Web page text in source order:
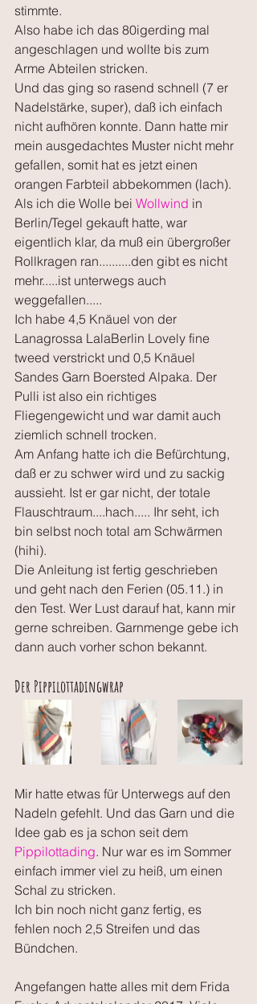
stimmte.
Also habe ich das 80igerding mal
angeschlagen und wollte bis zum
Arme Abteilen stricken.
Und das ging so rasend schnell (7 er
Nadelstärke, super), daß ich einfach
nicht aufhören konnte. Dann hatte mir
mein ausgedachtes Muster nicht mehr
gefallen, somit hat es jetzt einen
orangen Farbteil abbekommen (lach).
Als ich die Wolle bei Wollwind in
Berlin/Tegel gekauft hatte, war
eigentlich klar, da muß ein übergroßer
Rollkragen ran..........den gibt es nicht
mehr.....ist unterwegs auch
weggefallen.....
Ich habe 4,5 Knäuel von der
Lanagrossa LalaBerlin Lovely fine
tweed verstrickt und 0,5 Knäuel
Sandes Garn Boersted Alpaka. Der
Pulli ist also ein richtiges
Fliegengewicht und war damit auch
ziemlich schnell trocken.
Am Anfang hatte ich die Befürchtung,
daß er zu schwer wird und zu sackig
aussieht. Ist er gar nicht, der totale
Flauschtraum....hach..... Ihr seht, ich
bin selbst noch total am Schwärmen
(hihi).
Die Anleitung ist fertig geschrieben
und geht nach den Ferien (05.11.) in
den Test. Wer Lust darauf hat, kann mir
gerne schreiben. Garnmenge gebe ich
dann auch vorher schon bekannt.
Der Pippilottadingwrap
Mir hatte etwas für Unterwegs auf den
Nadeln gefehlt. Und das Garn und die
Idee gab es ja schon seit dem
Pippilottading. Nur war es im Sommer
einfach immer viel zu heiß, um einen
Schal zu stricken.
Ich bin noch nicht ganz fertig, es
fehlen noch 2,5 Streifen und das
Bündchen.
Angefangen hatte alles mit dem Frida